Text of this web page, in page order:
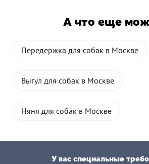
А что еще
Передержка для собак в Москве
Выгул для собак в Москве
Няня для собак в Москве
У вас специальные